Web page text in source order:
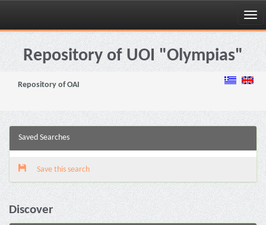
Skip
navigationRepository of UOI "Olympias"
Repository of OAI
Saved Searches
Save this search
Discover